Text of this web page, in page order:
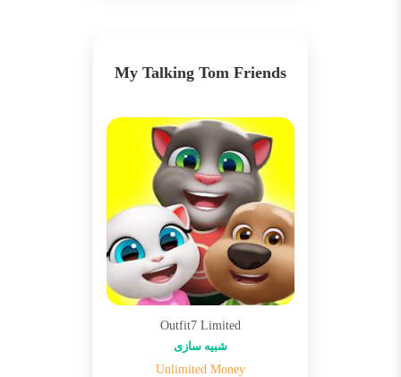
My Talking Tom Friends
Outfit7 Limited
شبیه سازی
Unlimited Money